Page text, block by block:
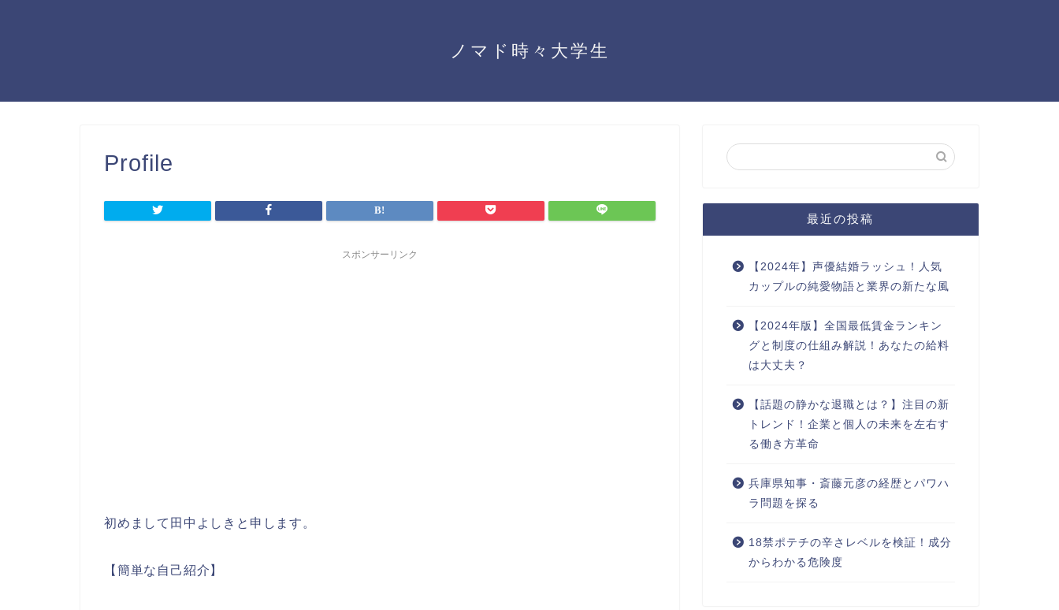
ノマド時々大学生
Profile
スポンサーリンク
初めまして田中よしきと申します。
【簡単な自己紹介】
最近の投稿
【2024年】声優結婚ラッシュ！人気
カップルの純愛物語と業界の新たな風
【2024年版】全国最低賃金ランキン
グと制度の仕組み解説！あなたの給料
は大丈夫？
【話題の静かな退職とは？】注目の新
トレンド！企業と個人の未来を左右す
る働き方革命
兵庫県知事・斎藤元彦の経歴とパワハ
ラ問題を探る
18禁ポテチの辛さレベルを検証！成分
からわかる危険度